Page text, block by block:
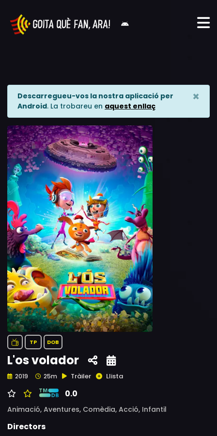
Descarregueu-vos la nostra aplicació per
Android. La trobareu en aquest enllaç
×
TP DOB
L'os volador
2019 25m Tràiler Llista
0.0
Animació, Aventures, Comèdia, Acció, Infantil
Directors